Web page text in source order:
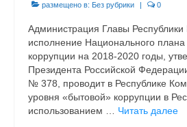
размещено в: Без рубрики | 0
Администрация Главы
исполнение Национального плана
коррупции на 2018-2020 годы,
Президента Российской
№ 378, проводит в Республике
уровня «бытовой» коррупции в
использованием … Читать далее